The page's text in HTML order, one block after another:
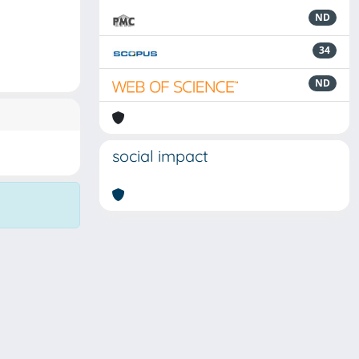
ND
34
ND
social impact